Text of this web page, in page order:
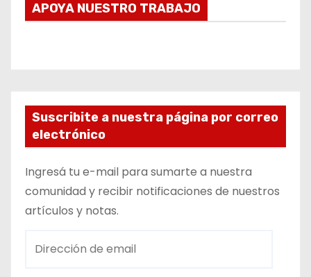
APOYA NUESTRO TRABAJO
Suscribite a nuestra página por correo
electrónico
Ingresá tu e-mail para sumarte a nuestra
comunidad y recibir notificaciones de nuestros
artículos y notas.